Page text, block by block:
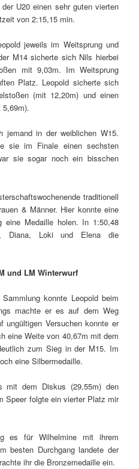
U20 einen sehr guten vierten
von 2:15,15 min.
jeweils im Weitsprung und
M14 sicherte sich Nils hierbei
mit 9,03m. Im Weitsprung
Platz. Leopold sicherte sich
(mit 12,20m) und einen
jemand in der weiblichen W15.
sie im Finale einen sechsten
sie sogar noch ein bisschen
traditionell
& Männer. Hier konnte eine
eine Medaille holen. In 1:50,48
Diana, Loki und Elena die
und LM Winterwurf
konnte Leopold beim
machte er es auf dem Weg
ungültigen Versuchen konnte er
eine Weite von 40,67m mit dem
zum Sieg in der M15. Im
eine Silbermedaille.
dem Diskus (29,55m) den
Speer folgte ein vierter Platz mir
es für Wilhelmine mit ihrem
besten Durchgang landete der
ihr die Bronzemedaille ein.